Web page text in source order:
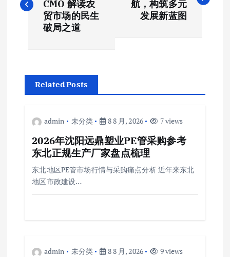
CMO 解读农
贸市场的民生
破局之道
航，构筑多元
发展新蓝图
Related Posts
admin 未分类 8 8 月, 2026 7 views
2026年沈阳远鼎塑业PE管采购参考
东北正规生产厂家盘点梳理
东北地区PE管市场行情与采购痛点分析 近年来东北
地区市政建设…
admin 未分类 8 8 月, 2026 9 views